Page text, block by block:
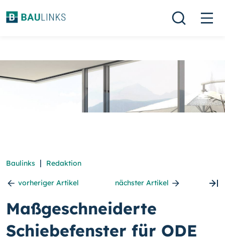
Baulinks | Redaktion
vorheriger Artikel nächster Artikel
Maßgeschneiderte
Schiebefenster für ODE